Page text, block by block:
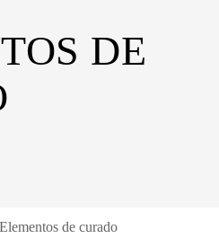
DE
Elementos de curado